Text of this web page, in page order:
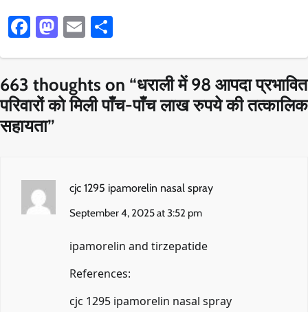
Facebook
Mastodon
Email
663 thoughts on “धराली में 98 आपदा प्रभावित
परिवारों को मिली पाँच-पाँच लाख रुपये की तत्कालिक
सहायता”
cjc 1295 ipamorelin nasal spray
September 4, 2025 at 3:52 pm
ipamorelin and tirzepatide
References:
cjc 1295 ipamorelin nasal spray